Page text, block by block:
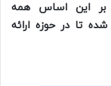
بر این اساس همه
تا در حوزه ارائه